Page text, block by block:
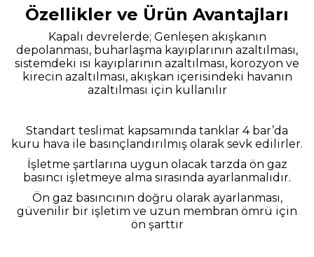
Özellikler ve Ürün Avantajları
Kapalı devrelerde; Genleşen akışkanın
depolanması, buharlaşma kayıplarının azaltılması,
sistemdeki ısı kayıplarının azaltılması, korozyon ve
kirecin azaltılması, akışkan içerisindeki havanın
azaltılması için kullanılır
Standart teslimat kapsamında tanklar 4 bar’da
kuru hava ile basınçlandırılmış olarak sevk edilirler.
İşletme şartlarına uygun olacak tarzda ön gaz
basıncı işletmeye alma sırasında ayarlanmalıdır.
Ön gaz basıncının doğru olarak ayarlanması,
güvenilir bir işletim ve uzun membran ömrü için
ön şarttır